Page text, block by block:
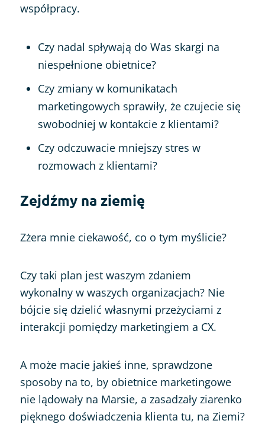
współpracy.
Czy nadal spływają do Was skargi na
niespełnione obietnice?
Czy zmiany w komunikatach
marketingowych sprawiły, że czujecie się
swobodniej w kontakcie z klientami?
Czy odczuwacie mniejszy stres w
rozmowach z klientami?
Zejdźmy na ziemię
Zżera mnie ciekawość, co o tym myślicie?
Czy taki plan jest waszym zdaniem
wykonalny w waszych organizacjach? Nie
bójcie się dzielić własnymi przeżyciami z
interakcji pomiędzy marketingiem a CX.
A może macie jakieś inne, sprawdzone
sposoby na to, by obietnice marketingowe
nie lądowały na Marsie, a zasadzały ziarenko
pięknego doświadczenia klienta tu, na Ziemi?